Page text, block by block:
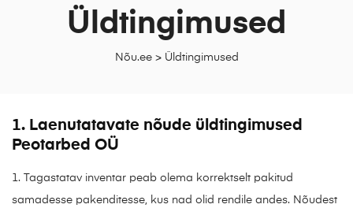
Nõu.ee> Üldtingimused
Üldtingimused
1. Laenutatavate nõude üldtingimused
Peotarbed OÜ
1. Tagastatav inventar peab olema korrektselt pakitud
samadesse pakenditesse, kus nad olid rendile andes. Nõudest